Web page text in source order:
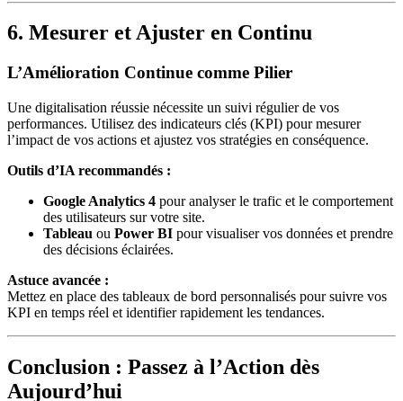
6. Mesurer et Ajuster en Continu
L’Amélioration Continue comme Pilier
Une digitalisation réussie nécessite un suivi régulier de vos
performances. Utilisez des indicateurs clés (KPI) pour mesurer
l’impact de vos actions et ajustez vos stratégies en conséquence.
Outils d’IA recommandés :
Google Analytics 4 pour analyser le trafic et le comportement
des utilisateurs sur votre site.
Tableau ou Power BI pour visualiser vos données et prendre
des décisions éclairées.
Astuce avancée :
Mettez en place des tableaux de bord personnalisés pour suivre vos
KPI en temps réel et identifier rapidement les tendances.
Conclusion : Passez à l’Action dès
Aujourd’hui